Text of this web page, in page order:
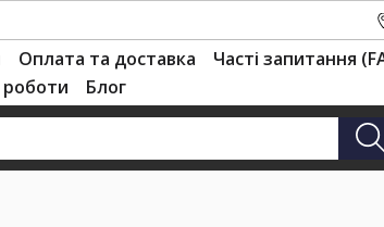
Оплата та доставка
Часті запитання
Блог